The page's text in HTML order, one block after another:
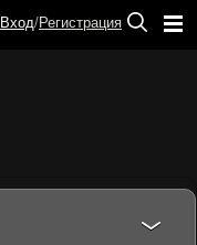
Вход/Регистрация